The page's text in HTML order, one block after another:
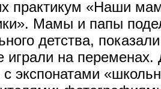
практикум «Наши
Мамы и папы
детства, показали
играли на переменах.
экспонатами